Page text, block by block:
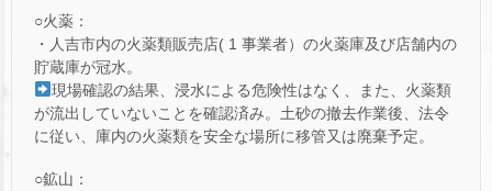
○火薬：
・人吉市内の火薬類販売店( 1 事業者）の火薬庫及び店舗内の
貯蔵庫が冠水。
現場確認の結果、浸水による危険性はなく、また、火薬類
が流出していないことを確認済み。土砂の撤去作業後、法令
に従い、庫内の火薬類を安全な場所に移管又は廃棄予定。
○鉱山：